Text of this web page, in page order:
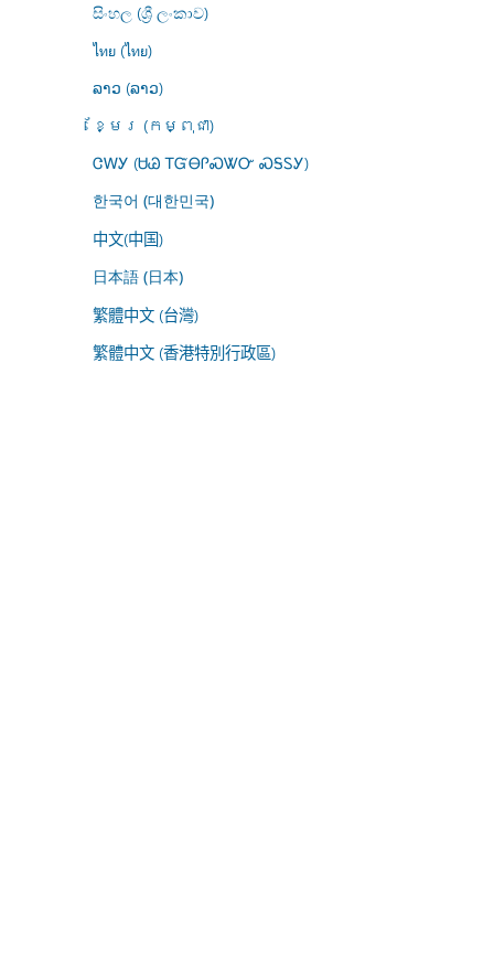
සිංහල (ශ්‍රී ලංකාව)
ไทย (ไทย)
ລາວ (ລາວ)
ខ្មែរ (កម្ពុជា)
ᏣᎳᎩ (ᏌᏊ ᎢᏳᎾᎵᏍᏔᏅ ᏍᎦᏚᎩ)
한국어 (대한민국)
中文(中国)
日本語 (日本)
繁體中文 (台灣)
繁體中文 (香港特別行政區)